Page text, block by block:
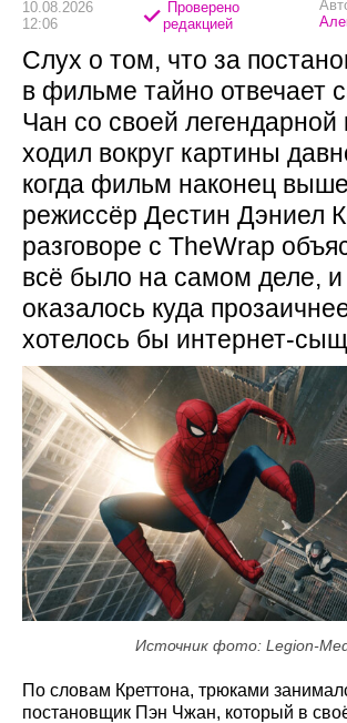
10.08.2026
12:06
Проверено
редакцией
Слух о том, что за
в фильме тайно отвечает
Чан со своей легендарной
ходил вокруг картины
когда фильм наконец
режиссёр Дестин Дэниел
разговоре с TheWrap
всё было на самом деле, и
оказалось куда
хотелось бы интернет-
Источник фото: Legion-
По словам Креттона, трюками
постановщик Пэн Чжан, который в